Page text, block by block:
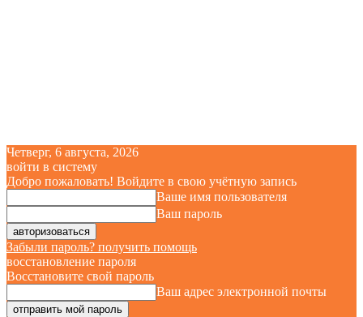
Четверг, 6 августа, 2026
войти в систему
Добро пожаловать! Войдите в свою учётную запись
Ваше имя пользователя
Ваш пароль
Забыли пароль? получить помощь
восстановление пароля
Восстановите свой пароль
Ваш адрес электронной почты